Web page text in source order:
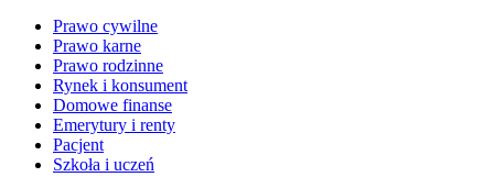
Prawo cywilne
Prawo karne
Prawo rodzinne
Rynek i konsument
Domowe finanse
Emerytury i renty
Pacjent
Szkoła i uczeń